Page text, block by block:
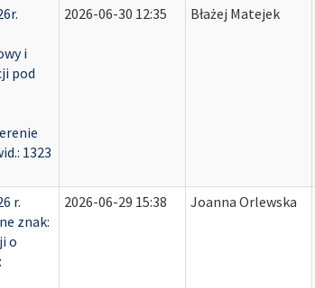
i
pod
1323
2026-06-30 12:35 Błażej Matejek
r.
znak:
o
2026-06-29 15:38 Joanna Orlewska